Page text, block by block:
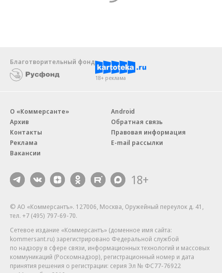
Благотворительный фонд
18+ реклама
О «Коммерсанте»
Архив
Контакты
Реклама
Вакансии
Android
Обратная связь
Правовая информация
E-mail рассылки
18+
© АО «Коммерсантъ». 127006, Москва, Оружейный переулок д. 41,
тел. +7 (495) 797-69-70.
Сетевое издание «Коммерсантъ» (доменное имя сайта:
kommersant.ru) зарегистрировано Федеральной службой
по надзору в сфере связи, информационных технологий и массовых
коммуникаций (Роскомнадзор), регистрационный номер и дата
принятия решения о регистрации: серия Эл № ФС77-76922